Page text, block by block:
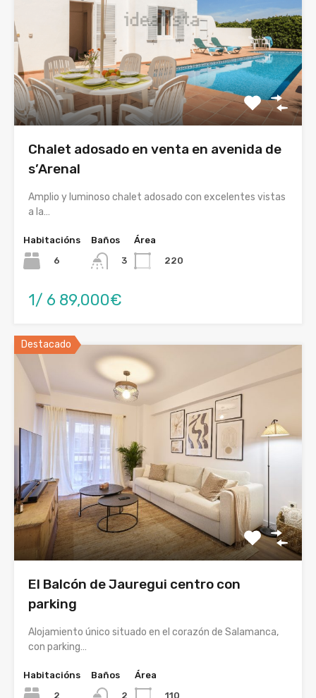
Chalet adosado en venta en avenida de
s’Arenal
Amplio y luminoso chalet adosado con excelentes vistas
a la…
Habitacións
6
Baños
3
Área
220
1/ 6 89,000€
Destacado
El Balcón de Jauregui centro con
parking
Alojamiento único situado en el corazón de Salamanca,
con parking…
Habitacións
2
Baños
2
Área
110